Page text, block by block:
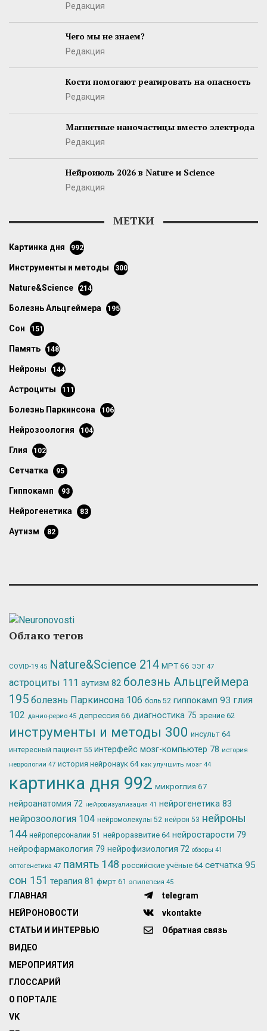
Редакция
Чего мы не знаем?
Редакция
Кости помогают реагировать на опасность
Редакция
Магнитные наночастицы вместо электрода
Редакция
Нейроиюль 2026 в Nature и Science
Редакция
МЕТКИ
картинка дня 992
инструменты и методы 300
Nature&Science 214
болезнь Альцгеймера 195
сон 151
память 148
нейроны 144
астроциты 111
болезнь Паркинсона 106
нейрозоология 104
глия 102
сетчатка 95
гиппокамп 93
нейрогенетика 83
аутизм 82
Облако тегов
COVID-19 45 Nature&Science 214 МРТ66 ЭЭГ 47
астроциты 111 аутизм 82 болезнь Альцгеймера
195 болезнь Паркинсона 106 боль 52 гиппокамп 93 глия
102 данио-рерио 45 депрессия 66 диагностика 75 зрение 62
инструменты и методы 300 инсульт 64
интересный пациент 55 интерфейс мозг-компьютер 78 история
неврологии 47 история нейронаук 64 как улучшить мозг 44
картинка дня 992 микроглия 67
нейроанатомия 72 нейровизуализация 41 нейрогенетика 83
нейрозоология 104 нейромолекулы 52 нейрон 53 нейроны
144 нейроперсоналии 51 нейроразвитие 64 нейростарости 79
нейрофармакология 79 нейрофизиология 72 обзоры 41
оптогенетика 47 память 148 российские учёные 64 сетчатка 95
сон 151 терапия 81 фмрт 61 эпилепсия 45
ГЛАВНАЯ
НЕЙРОНОВОСТИ
СТАТЬИ И ИНТЕРВЬЮ
ВИДЕО
МЕРОПРИЯТИЯ
ГЛОССАРИЙ
О ПОРТАЛЕ
VK
telegram
vkontakte
Обратная связь